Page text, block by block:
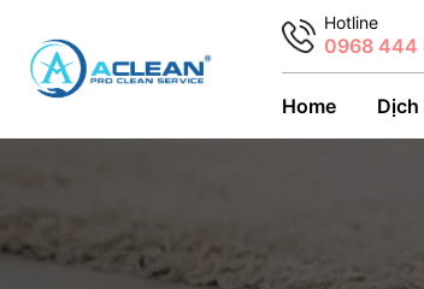
Hotline
0968 444
Home Dịch